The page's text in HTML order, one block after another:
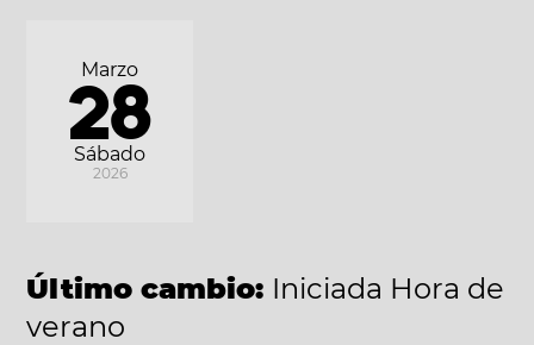
Sábado
Marzo
28
2026
Último cambio: Iniciada Hora de
verano